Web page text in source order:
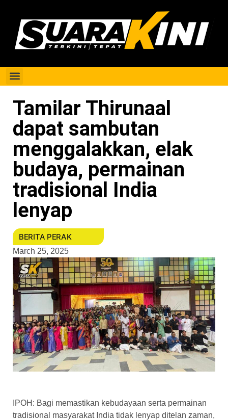
Tamilar Thirunaal
dapat sambutan
menggalakkan, elak
budaya, permainan
tradisional India
lenyap
BERITA PERAK
March 25, 2025
IPOH: Bagi memastikan kebudayaan serta permainan
tradisional masyarakat India tidak lenyap ditelan zaman,